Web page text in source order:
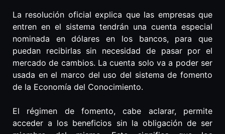
La resolución oficial explica que las empresas que
entren en el sistema tendrán una cuenta especial
nominada en dólares en los bancos, para que
puedan recibirlas sin necesidad de pasar por el
mercado de cambios. La cuenta solo va a poder ser
usada en el marco del uso del sistema de fomento
de la Economía del Conocimiento.
El régimen de fomento, cabe aclarar, permite
acceder a los beneficios sin la obligación de ser